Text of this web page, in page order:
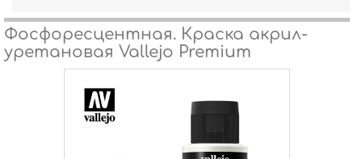
Фосфоресцентная. Краска акрил-
уретановая Vallejo Premium